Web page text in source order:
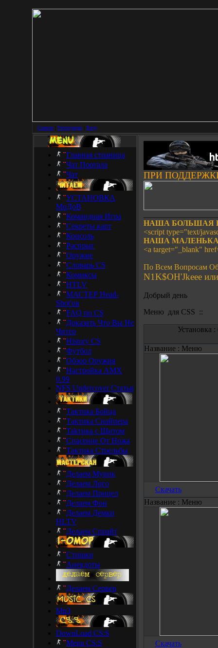
Главная Регистрация Вход
Главная страница
Чат Портала
Чат
УСТАНОВКА
МоДоВ
Командная Игра
Секреты карт
Консоль
Распрыг
Оружие
Словарь CS
Комиксы
HTLV
МАСТЕР Head-
Shot'ов
FAQ по CS
Доказать Что Вы Не
Читер
History CS
Футбол
Обзор Оружия
Настройка AMX
0.99
NFS Undercover Статья
Тактика Бойца
Тактика Снайпера
Takтика с Щитом
Спасение От Ножа
Тактика Стрельбы
Делаем Мувик
Делаем Лого
Делаем Прицел
Делаем Фон
Делаем Демки
HLTV
Делаем Спрайт
Стишки
Анекдоты
Делаем Сервер
Mp3
DownLoad CS:S
Menu CS:S
ПРИ
НАША БОЛЬШАЯ
<script type="text/
НАША
<a target="_blank"
По Всем Вопросам
N1K$OH'Jkeee
Добрый день
Меню для CSS ::
Установка
Название : Меню
Скачать
Название : Меню
Скачать